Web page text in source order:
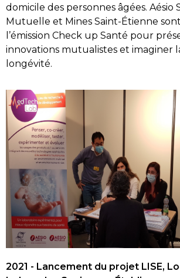
domicile des personnes âgées. Aésio
Mutuelle et Mines Saint-Étienne
l’émission Check up Santé pour
innovations mutualistes et imaginer
longévité.
2021 - Lancement du projet LISE,